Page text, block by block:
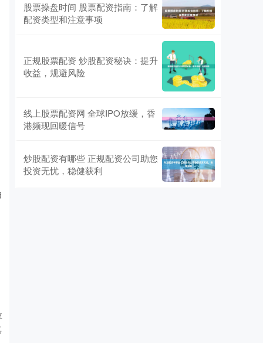
股票操盘时间 股票配资指南：了解
配资类型和注意事项
正规股票配资 炒股配资秘诀：提升
收益，规避风险
线上股票配资网 全球IPO放缓，香
港频现回暖信号
炒股配资有哪些 正规配资公司助您
投资无忧，稳健获利